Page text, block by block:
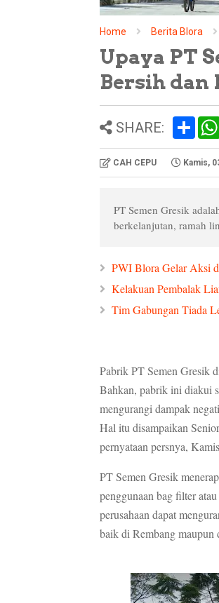
Home Berita Blora
Upaya PT
Bersih dan
SHARE:
e
CAH CEPU Kamis,
PT Semen Gresik
berkelanjutan, ramah
PWI Blora Gelar Aksi
Kelakuan Pembalak
Tim Gabungan Tiada
Pabrik PT Semen Gresik
Bahkan, pabrik ini diakui
mengurangi dampak
Hal itu disampaikan
pernyataan persnya,
PT Semen Gresik
penggunaan bag filter
perusahaan dapat
baik di Rembang maupun